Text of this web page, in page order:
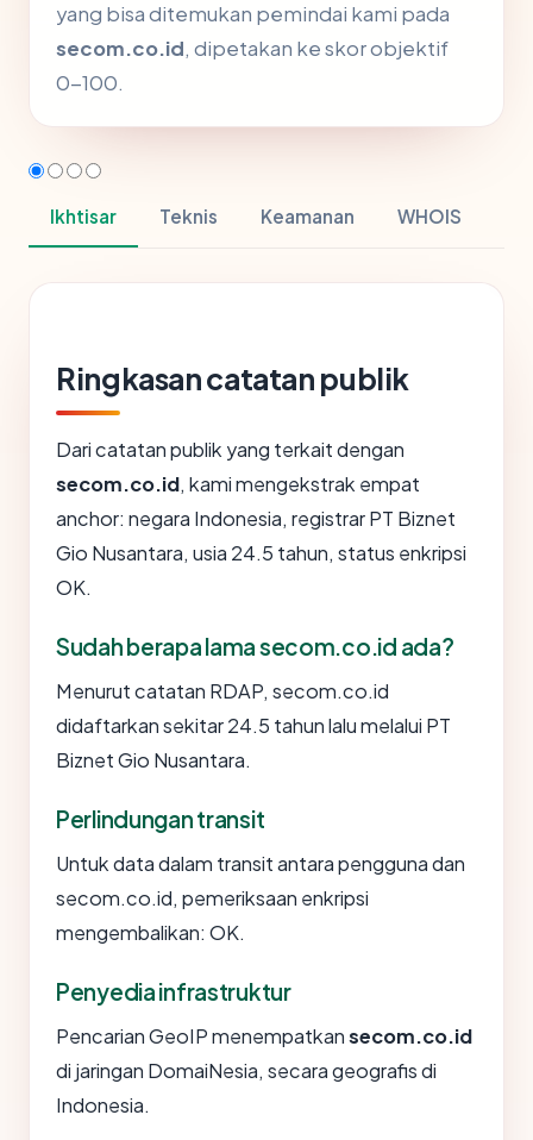
yang bisa ditemukan pemindai kami pada
secom.co.id, dipetakan ke skor objektif
0-100.
Ikhtisar Teknis Keamanan WHOIS
Ringkasan catatan publik
Dari catatan publik yang terkait dengan
secom.co.id, kami mengekstrak empat
anchor: negara Indonesia, registrar PT Biznet
Gio Nusantara, usia 24.5 tahun, status enkripsi
OK.
Sudah berapa lama secom.co.id ada?
Menurut catatan RDAP, secom.co.id
didaftarkan sekitar 24.5 tahun lalu melalui PT
Biznet Gio Nusantara.
Perlindungan transit
Untuk data dalam transit antara pengguna dan
secom.co.id, pemeriksaan enkripsi
mengembalikan: OK.
Penyedia infrastruktur
Pencarian GeoIP menempatkansecom.co.id
di jaringan DomaiNesia, secara geografis di
Indonesia.